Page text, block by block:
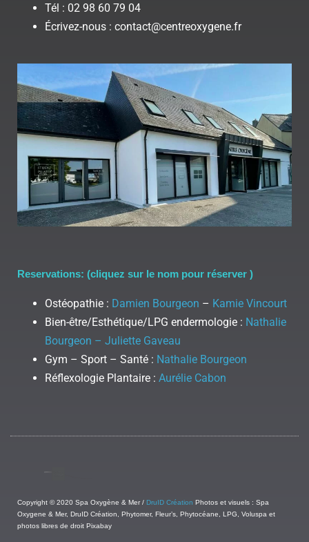
Tél : 02 98 60 79 04
Écrivez-nous : contact@centreoxygene.fr
Reservations: (cliquez sur le nom pour réserver )
Ostéopathie : Damien Bourgeon – Kamie Vincourt
Bien-être/Esthétique/LPG endermologie : Nathalie
Bourgeon – Juliette Gaveau
Gym – Sport – Santé : Nathalie Bourgeon
Réflexologie Plantaire : Aurélie Cabon
Copyright © 2020 Spa Oxygène & Mer / DruID Création Photos et visuels : Spa
Oxygene & Mer, DruID Création, Phytomer, Fleur’s, Phytocéane, LPG, Voluspa et
photos libres de droit Pixabay